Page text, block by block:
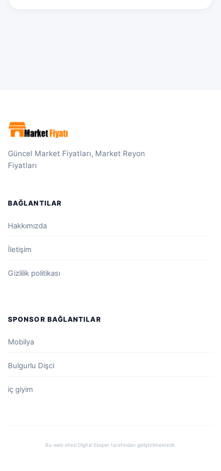
Güncel Market Fiyatları, Market Reyon
Fiyatları
BAĞLANTILAR
Hakkımızda
İletişim
Gizlilik politikası
SPONSOR BAĞLANTILAR
Mobilya
Bulgurlu Dişci
iç giyim
Bu web sitesi Digital Eksper tarafından geliştirilmektedir.